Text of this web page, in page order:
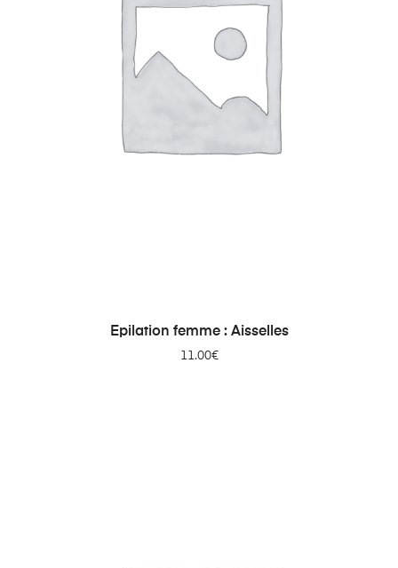
AJOUTER AU PANIER
Epilation femme : Aisselles
11.00€